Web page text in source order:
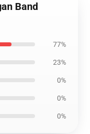
Band
77%
23%
0%
0%
0%